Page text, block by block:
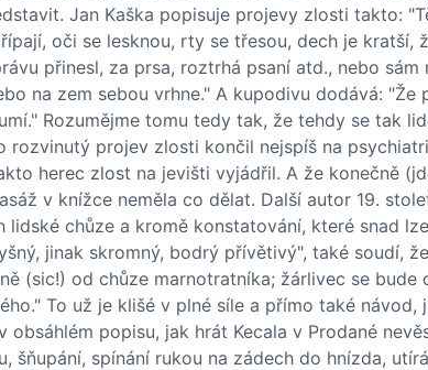
Jan Kaška popisuje projevy zlosti takto:
oči se lesknou, rty se třesou, dech je kratší,
přinesl, za prsa, roztrhá psaní atd., nebo sám
na zem sebou vrhne." A kupodivu dodává: "Že
Rozumějme tomu tedy tak, že tehdy se tak
projev zlosti končil nejspíš na
herec zlost na jevišti vyjádřil. A že konečně
v knížce neměla co dělat. Další autor 19.
chůze a kromě konstatování, které snad
jinak skromný, bodrý přívětivý", také soudí,
(sic!) od chůze marnotratníka; žárlivec se bude
To už je klišé v plné síle a přímo také návod,
popisu, jak hrát Kecala v Prodané
spínání rukou na zádech do hnízda,